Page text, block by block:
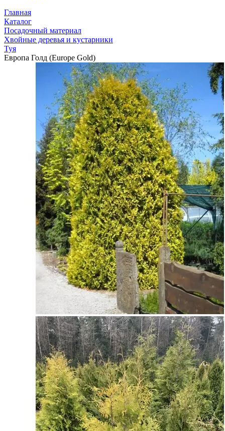
Главная
Каталог
Посадочный материал
Хвойные деревья и кустарники
Туя
Европа Голд (Europe Gold)